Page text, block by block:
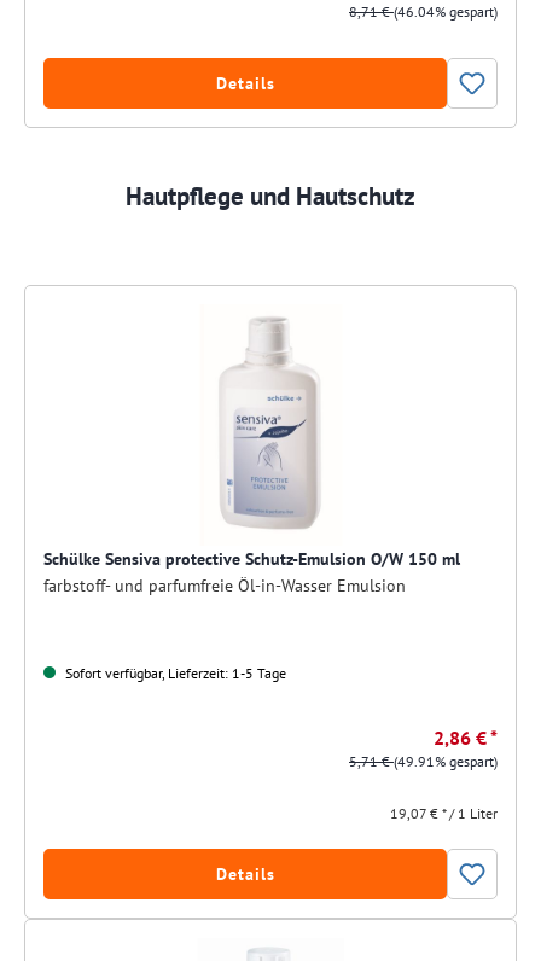
8,71 €(46.04% gespart)
Details
Hautpflege und Hautschutz
Schülke Sensiva protective Schutz-Emulsion O/W 150 ml
farbstoff- und parfumfreie Öl-in-Wasser Emulsion
Sofort verfügbar, Lieferzeit: 1-5 Tage
2,86 € *
5,71 €(49.91% gespart)
19,07 € * / 1 Liter
Details